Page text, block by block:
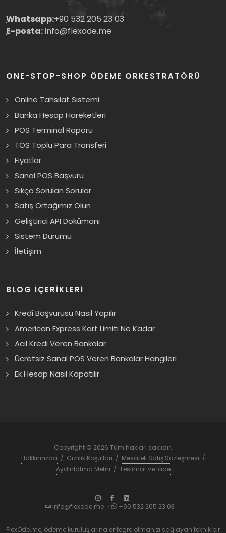
Whatsapp:+90 532 205 23 03
E-posta:info@flexode.me
ONE-STOP-SHOP ÖDEME ORKESTRATÖRÜ
Online Tahsilat Sistemi
Banka Hesap Hareketleri
POS Terminal Raporu
TÖS Toplu Para Transferi
Fiyatlar
Sanal POS Başvuru
Sıkça Sorulan Sorular
Satış Ortağımız Olun
Geliştirici API Dokümanı
Sistem Durumu
İletişim
BLOG İÇERİKLERİ
Kredi Başvurusu Nasıl Yapılır
American Express Kart Limiti Ne Kadar
Acil Kredi Veren Bankalar
Ücretsiz Sanal POS Veren Bankalar Hangileri
Ek Hesap Nasıl Kapatılır
Copyright © 2026 Tüm hakları saklıdır.
Hakkımızda / Gizlilik Koşulları / Mesafeli Satış Sözleşmesi /
Aydınlatma Metni / Teslimat ve İade
info@flexode.me · +90 532 205 23 03
FlexÖde.me, ödeme kuruluşlarına entegre olmanızı sağlayan teknik bir